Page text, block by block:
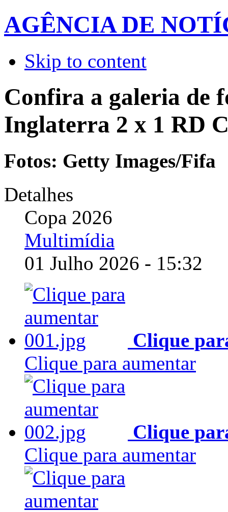
AGÊNCIA DE
Skip to content
Confira a galeria de
Inglaterra 2 x 1 RD
Fotos: Getty Images/Fifa
Detalhes
Copa 2026
Multimídia
01 Julho 2026 - 15:32
Clique
Clique para aumentar
Clique
Clique para aumentar